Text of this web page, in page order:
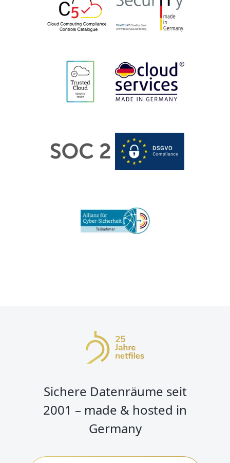
Sichere Datenräume seit
2001 – made & hosted in
Germany